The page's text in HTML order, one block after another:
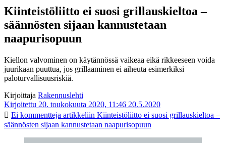
Kiinteistöliitto ei suosi grillauskieltoa –
säännösten sijaan kannustetaan
naapurisopuun
Kiellon valvominen on käytännössä vaikeaa eikä rikkeeseen voida
juurikaan puuttua, jos grillaaminen ei aiheuta esimerkiksi
paloturvallisuusriskiä.
Kirjoittaja Rakennuslehti
Kirjoitettu 20. toukokuuta 2020, 11:46 20.5.2020
Ei kommentteja artikkeliin Kiinteistöliitto ei suosi grillauskieltoa –
säännösten sijaan kannustetaan naapurisopuun